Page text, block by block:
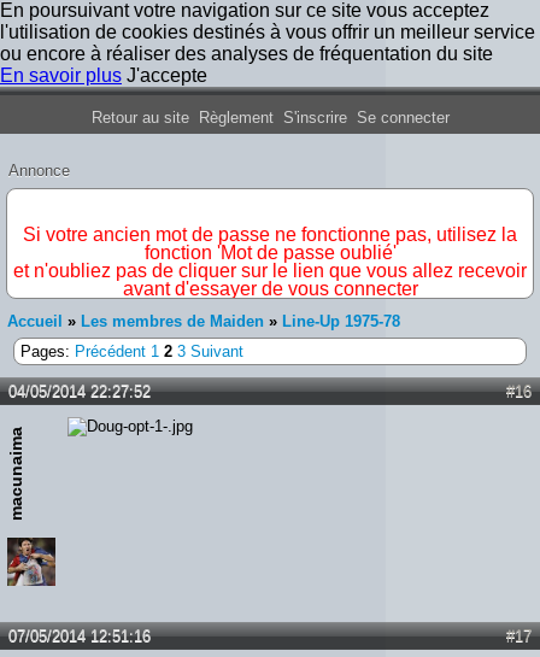
En poursuivant votre navigation sur ce site vous acceptez
l'utilisation de cookies destinés à vous offrir un meilleur service
ou encore à réaliser des analyses de fréquentation du site
En savoir plus J'accepte
Forum Iron Maiden France
Retour au site Règlement S'inscrire Se connecter
Annonce
Si votre ancien mot de passe ne fonctionne pas, utilisez la
fonction 'Mot de passe oublié'
et n'oubliez pas de cliquer sur le lien que vous allez recevoir
avant d'essayer de vous connecter
Accueil » Les membres de Maiden » Line-Up 1975-78
Pages: Précédent 1 2 3 Suivant
#16
04/05/2014 22:27:52
macunaima
#17
07/05/2014 12:51:16